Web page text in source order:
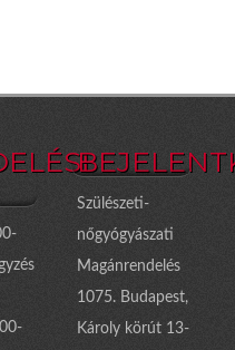
Szülészeti-
nőgyógyászati
Magánrendelés
1075. Budapest,
Károly körút 13-